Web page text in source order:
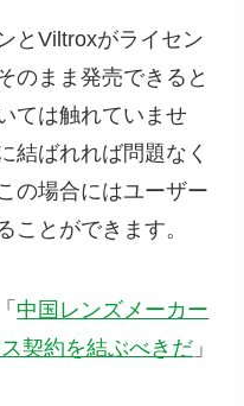
とViltroxがライセン
のまま発売できると
ては触れていませ
結ばれれば問題なく
の場合にはユーザー
ことができます。
中国レンズメーカー
契約を結ぶべきだ 」